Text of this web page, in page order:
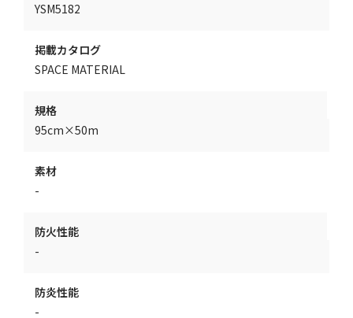
YSM5182
掲載カタログ
SPACE MATERIAL
規格
95cm×50m
素材
-
防火性能
-
防炎性能
-